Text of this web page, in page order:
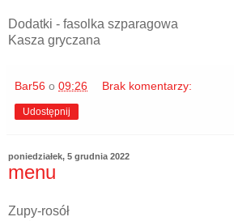
Dodatki - fasolka szparagowa
Kasza gryczana
Bar56 o 09:26 Brak komentarzy:
Udostępnij
poniedziałek, 5 grudnia 2022
menu
Zupy-rosół